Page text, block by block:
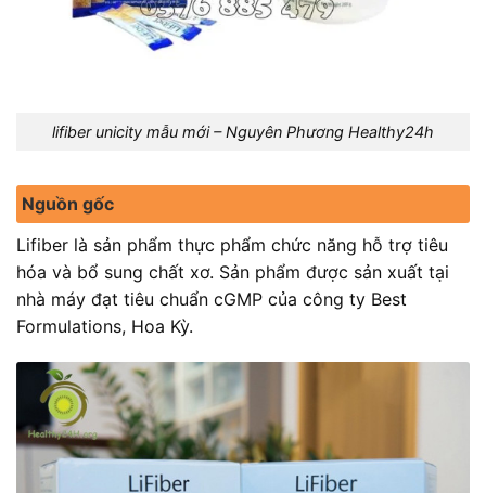
lifiber unicity mẫu mới – Nguyên Phương Healthy24h
Nguồn gốc
Lifiber là sản phẩm thực phẩm chức năng hỗ trợ tiêu
hóa và bổ sung chất xơ. Sản phẩm được sản xuất tại
nhà máy đạt tiêu chuẩn cGMP của công ty Best
Formulations, Hoa Kỳ.